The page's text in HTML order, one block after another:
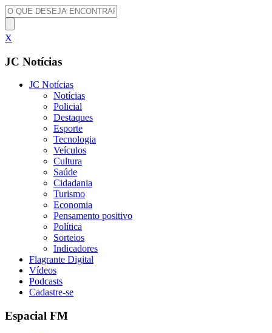
X
JC Notícias
JC Notícias
Notícias
Policial
Destaques
Esporte
Tecnologia
Veículos
Cultura
Saúde
Cidadania
Turismo
Economia
Pensamento positivo
Política
Sorteios
Indicadores
Flagrante Digital
Vídeos
Podcasts
Cadastre-se
Espacial FM